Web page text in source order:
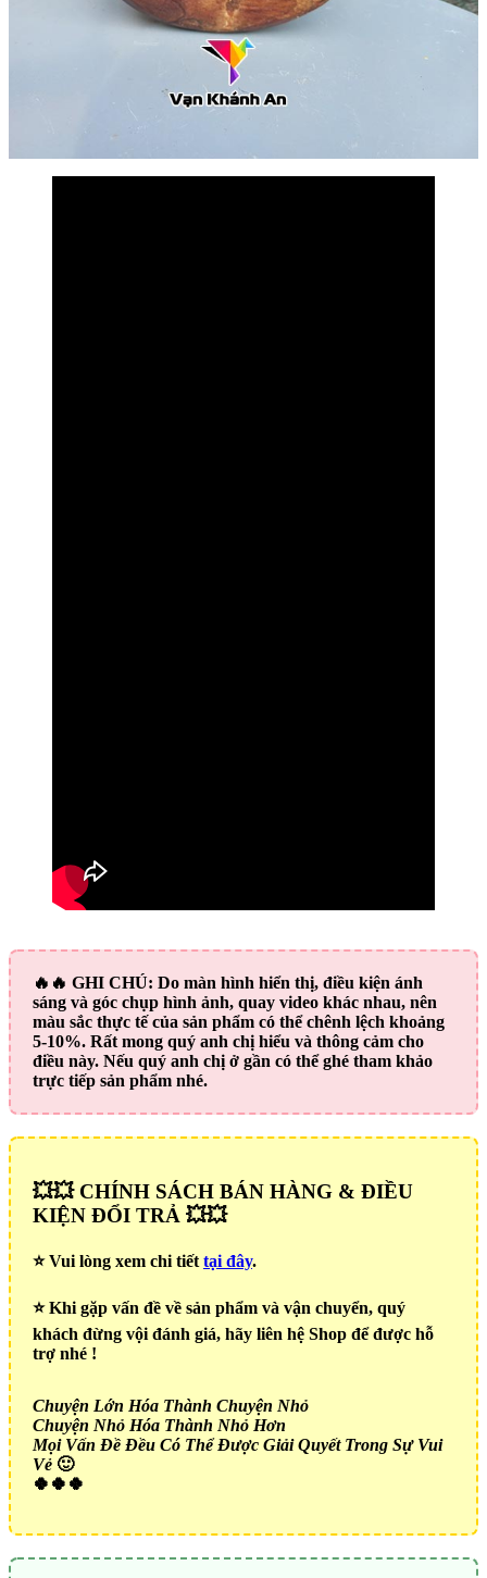
🔥🔥 GHI CHÚ: Do màn hình hiển thị, điều kiện ánh
sáng và góc chụp hình ảnh, quay video khác nhau, nên
màu sắc thực tế của sản phẩm có thể chênh lệch khoảng
5-10%. Rất mong quý anh chị hiểu và thông cảm cho
điều này. Nếu quý anh chị ở gần có thể ghé tham khảo
trực tiếp sản phẩm nhé.
💥💥 CHÍNH SÁCH BÁN HÀNG & ĐIỀU
KIỆN ĐỔI TRẢ 💥💥
⭐️ Vui lòng xem chi tiết tại đây.
⭐️ Khi gặp vấn đề về sản phẩm và vận chuyển, quý
khách đừng vội đánh giá, hãy liên hệ Shop để được hỗ
trợ nhé !
Chuyện Lớn Hóa Thành Chuyện Nhỏ
Chuyện Nhỏ Hóa Thành Nhỏ Hơn
Mọi Vấn Đề Đều Có Thể Được Giải Quyết Trong Sự Vui
Vẻ 🙂
🍀🍀🍀